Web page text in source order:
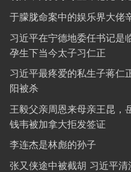
于朦胧命案中的娱乐界大佬
习近平在宁德地委任书记是
孕生下当今太子习仁正
习近平最疼爱的私生子蒋仁
阳被杀
王毅父亲周恩来母亲王昆，
钱韦被加拿大拒发签证
李连杰是林彪的孙子
张又侠途中被截胡 习近平清